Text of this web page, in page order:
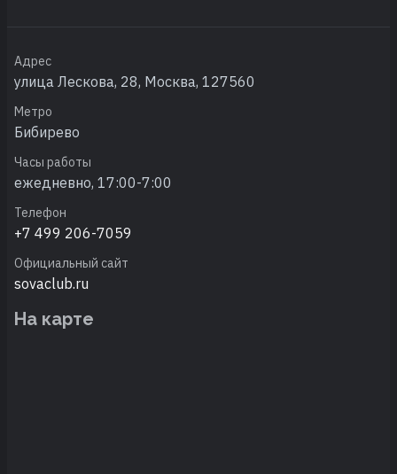
Адрес
улица Лескова, 28, Москва, 127560
Метро
Бибирево
Часы работы
ежедневно, 17:00-7:00
Телефон
+7 499 206-7059
Официальный сайт
sovaclub.ru
На карте